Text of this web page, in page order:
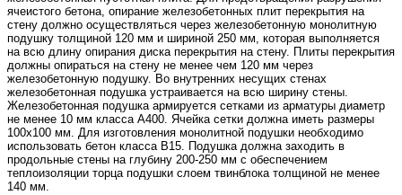
ячеистого бетона, опирание железобетонных плит перекрытия на
стену должно осуществляться через железобетонную монолитную
подушку толщиной 120 мм и шириной 250 мм, которая выполняется
на всю длину опирания диска перекрытия на стену. Плиты перекрытия
должны опираться на стену не менее чем 120 мм через
железобетонную подушку. Во внутренних несущих стенах
железобетонная подушка устраивается на всю ширину стены.
Железобетонная подушка армируется сетками из арматуры диаметр
не менее 10 мм класса А400. Ячейка сетки должна иметь размеры
100х100 мм. Для изготовления монолитной подушки необходимо
использовать бетон класса В15. Подушка должна заходить в
продольные стены на глубину 200-250 мм с обеспечением
теплоизоляции торца подушки слоем твинблока толщиной не менее
140 мм.